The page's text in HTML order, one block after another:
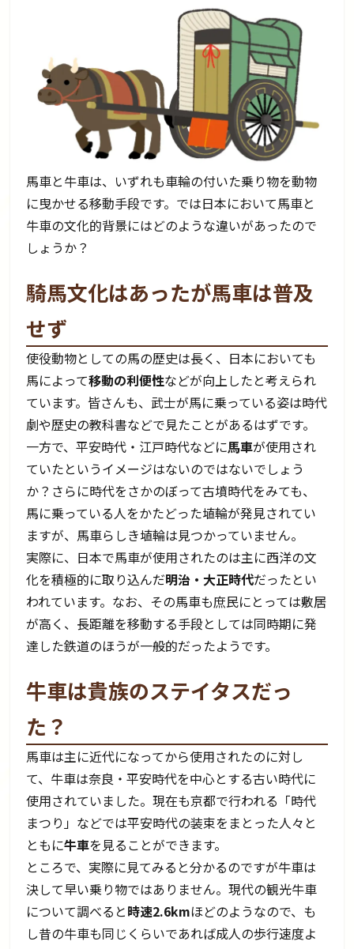
馬車と牛車は、いずれも車輪の付いた乗り物を動物
に曳かせる移動手段です。では日本において馬車と
牛車の文化的背景にはどのような違いがあったので
しょうか？
騎馬文化はあったが馬車は普及
せず
使役動物としての馬の歴史は長く、日本においても
馬によって移動の利便性などが向上したと考えられ
ています。皆さんも、武士が馬に乗っている姿は時代
劇や歴史の教科書などで見たことがあるはずです。
一方で、平安時代・江戸時代などに馬車が使用され
ていたというイメージはないのではないでしょう
か？さらに時代をさかのぼって古墳時代をみても、
馬に乗っている人をかたどった埴輪が発見されてい
ますが、馬車らしき埴輪は見つかっていません。
実際に、日本で馬車が使用されたのは主に西洋の文
化を積極的に取り込んだ明治・大正時代だったとい
われています。なお、その馬車も庶民にとっては敷居
が高く、長距離を移動する手段としては同時期に発
達した鉄道のほうが一般的だったようです。
牛車は貴族のステイタスだっ
た？
馬車は主に近代になってから使用されたのに対し
て、牛車は奈良・平安時代を中心とする古い時代に
使用されていました。現在も京都で行われる「時代
まつり」などでは平安時代の装束をまとった人々と
ともに牛車を見ることができます。
ところで、実際に見てみると分かるのですが牛車は
決して早い乗り物ではありません。現代の観光牛車
について調べると時速2.6kmほどのようなので、も
し昔の牛車も同じくらいであれば成人の歩行速度よ